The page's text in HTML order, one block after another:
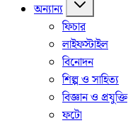
অন্যান্য
ফিচার
লাইফস্টাইল
বিনোদন
শিল্প ও সাহিত্য
বিজ্ঞান ও প্রযুক্তি
ফটো